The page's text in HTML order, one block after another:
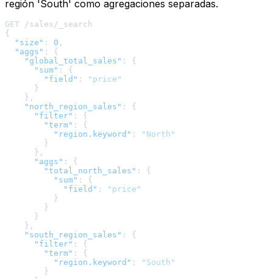
región 'South' como agregaciones separadas.
{
"size" : 0 ,
"aggs" :
{
"global_total_sales" :
{
"sum" :
{
"field" :
"price"
}
} ,
"north_region_sales" :
{
"filter" :
{
"term" :
{
"region.keyword" :
"North"
}
} ,
"aggs" :
{
"total_north_sales" :
{
"sum" :
{
"field" :
"price"
}
}
}
} ,
"south_region_sales" :
{
"filter" :
{
"term" :
{
"region.keyword" :
"South"
}